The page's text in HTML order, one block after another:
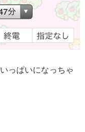
っぱいになっちゃ